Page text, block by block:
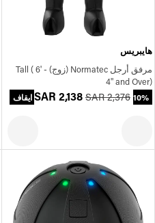
هايبريس
مرفق أرجل Normatec (زوج) - Tall ( 6'
4" and Over)
SAR 2,138 SAR 2,376 10% ايقاف